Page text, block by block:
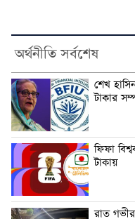
অর্থনীতি সর্বশেষ
শেখ
টাকার
ফিফা
টাকায়
রাত